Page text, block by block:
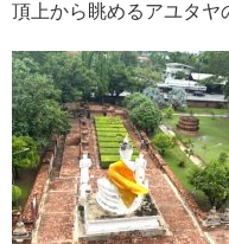
頂上から眺めるアユタヤ